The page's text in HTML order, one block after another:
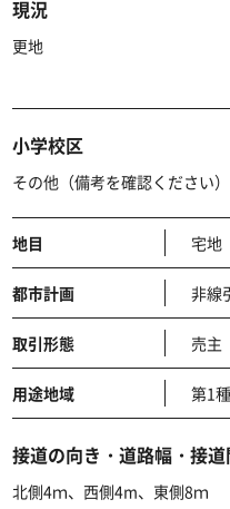
現況
更地
小学校区
その他（備考を確認ください）
地目 宅地
都市計画 非線
取引形態 売主
用途地域 第1
接道の向き・道路幅・接道
北側4ｍ、西側4m、東側8ｍ